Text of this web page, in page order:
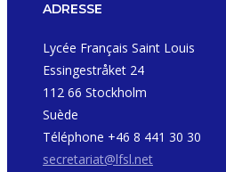
ADRESSE
Lycée Français Saint Louis
Essingestråket 24
112 66 Stockholm
Suède
Téléphone +46 8 441 30 30
secretariat@lfsl.net